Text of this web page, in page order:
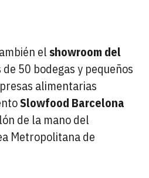
el showroom del
de 50 bodegas y pequeños
alimentarias
Slowfood Barcelona
de la mano del
Metropolitana de